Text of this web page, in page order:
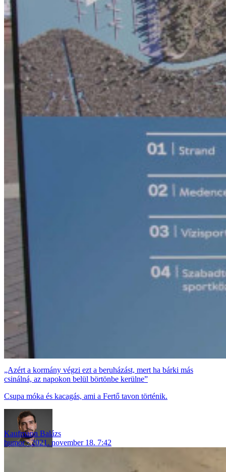
„Azért a kormány végzi ezt a beruházást, mert ha bárki más
csinálná, az napokon belül börtönbe kerülne”
Csupa móka és kacagás, ami a Fertő tavon történik.
Kaufmann Balázs
humor
2021. november 18. 7:42